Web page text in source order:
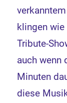
klingen
Tribute-
auch wenn
Minuten
diese